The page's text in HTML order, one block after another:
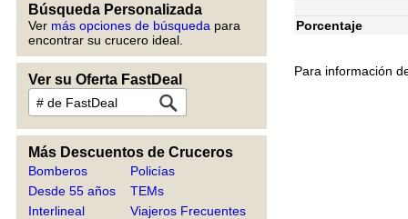
Búsqueda Personalizada
Ver más opciones de búsqueda para
encontrar su crucero ideal.
Ver su Oferta FastDeal
Más Descuentos de Cruceros
Bomberos
Desde 55 años
Interlineal
Policías
TEMs
Viajeros Frecuentes
Porcentaje
Para información